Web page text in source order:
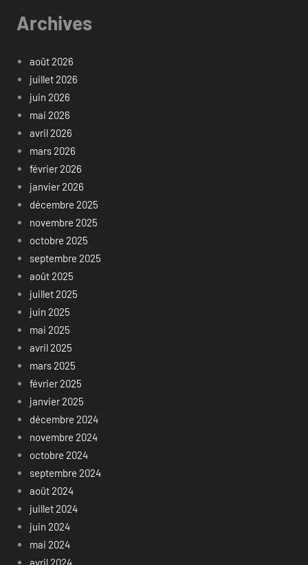
Archives
août 2026
juillet 2026
juin 2026
mai 2026
avril 2026
mars 2026
février 2026
janvier 2026
décembre 2025
novembre 2025
octobre 2025
septembre 2025
août 2025
juillet 2025
juin 2025
mai 2025
avril 2025
mars 2025
février 2025
janvier 2025
décembre 2024
novembre 2024
octobre 2024
septembre 2024
août 2024
juillet 2024
juin 2024
mai 2024
avril 2024